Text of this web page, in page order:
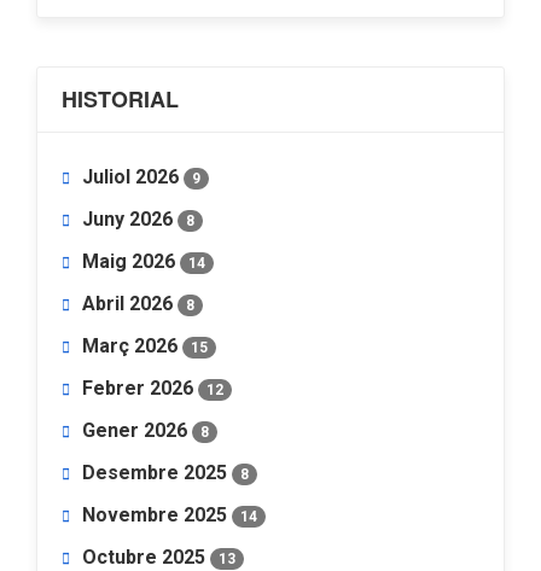
HISTORIAL
Juliol 2026 9
Juny 2026 8
Maig 2026 14
Abril 2026 8
Març 2026 15
Febrer 2026 12
Gener 2026 8
Desembre 2025 8
Novembre 2025 14
Octubre 2025 13